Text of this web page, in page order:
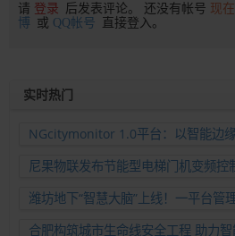
请 登录 后发表评论。 还没有帐号 现
博 或 QQ帐号 直接登入。
实时热门
NGcitymonitor 1.0平台：以智能边
尼果物联发布节能型电梯门机变频控
潍坊地下“智慧大脑”上线！一平台管
合肥构筑城市生命线安全工程 助力